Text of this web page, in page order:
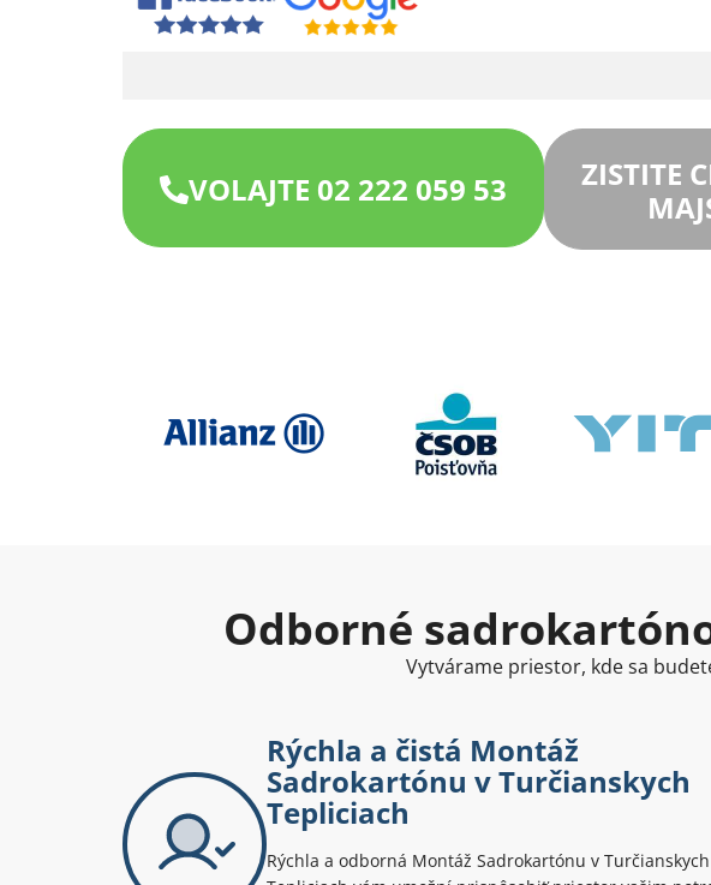
VOLAJTE 02 222 059 53
ZISTITE
Odborné
Vytvárame priestor, kde sa
Rýchla a čistá Montáž
Sadrokartónu v Turčianskych
Tepliciach
Rýchla a odborná Montáž Sadrokartónu v Turčianskych